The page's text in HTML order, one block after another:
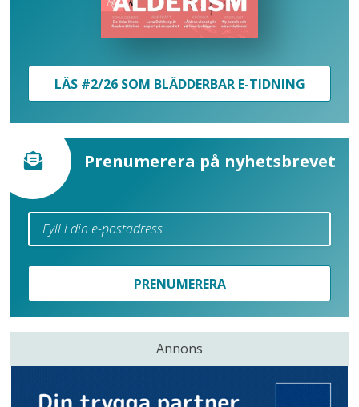
LÄS #2/26 SOM BLÄDDERBAR E-TIDNING
Prenumerera på nyhetsbrevet
PRENUMERERA
Annons